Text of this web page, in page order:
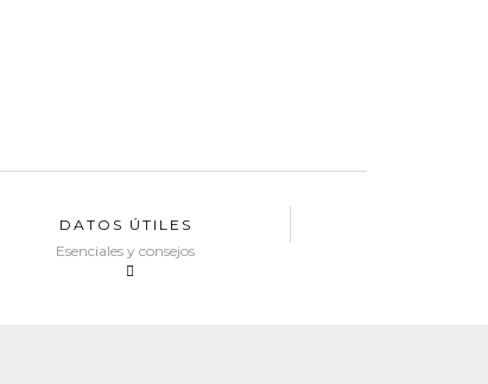
DATOS ÚTILES
Esenciales y consejos